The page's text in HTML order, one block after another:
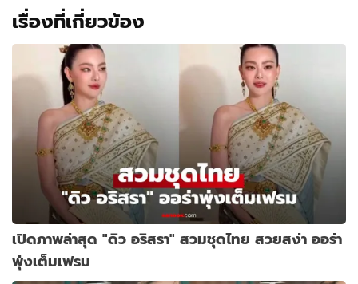
เรื่องที่เกี่ยวข้อง
เปิดภาพล่าสุด "ดิว อริสรา" สวมชุดไทย สวยสง่า ออร่า
พุ่งเต็มเฟรม